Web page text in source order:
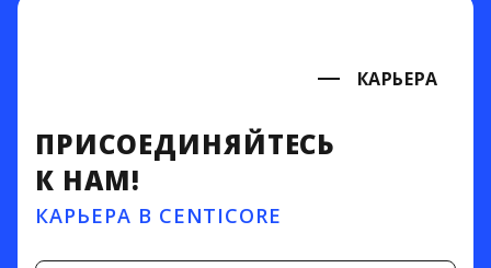
КАРЬЕРА
ПРИСОЕДИНЯЙТЕСЬ
К НАМ!
КАРЬЕРА В CENTICORE